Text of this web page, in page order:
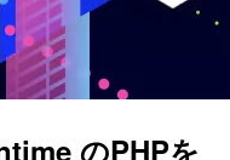
のPHPを